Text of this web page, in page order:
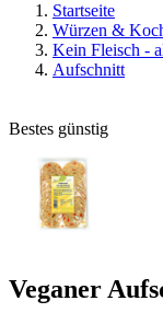
Startseite
Würzen &
Kein Fleisch -
Aufschnitt
Bestes günstig
Veganer